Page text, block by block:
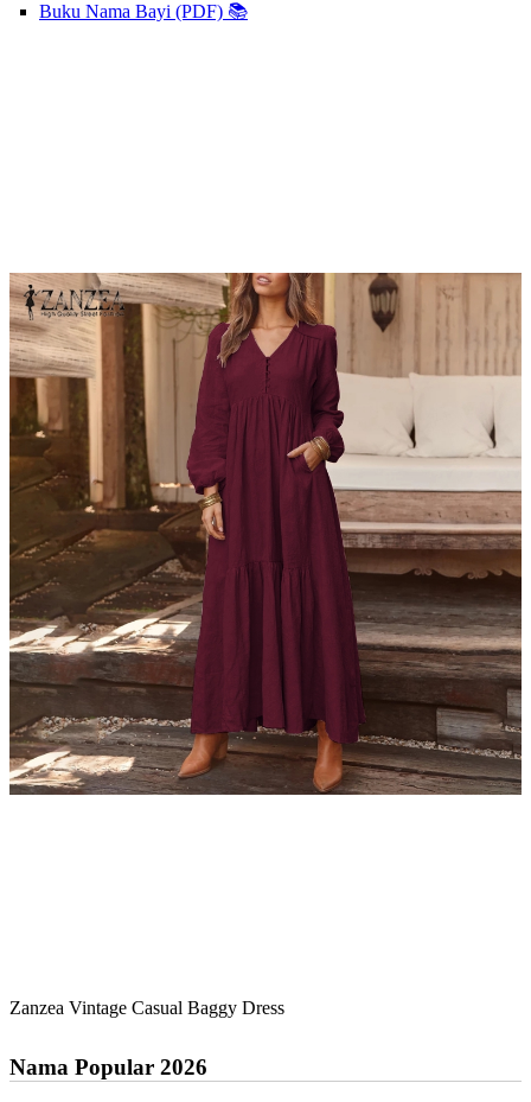
Buku Nama Bayi (PDF) 📚
Zanzea Vintage Casual Baggy Dress
Nama Popular 2026